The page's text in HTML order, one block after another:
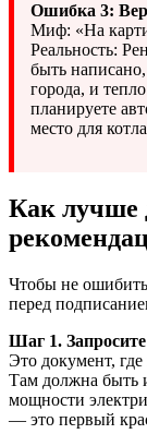
Ошибка 3:
Миф: «На
Реальность:
быть
города, и
планируете
место для
Как лучше
Чтобы не
перед
Шаг 1.
Это документ,
Там должна быть
мощности
— это первый